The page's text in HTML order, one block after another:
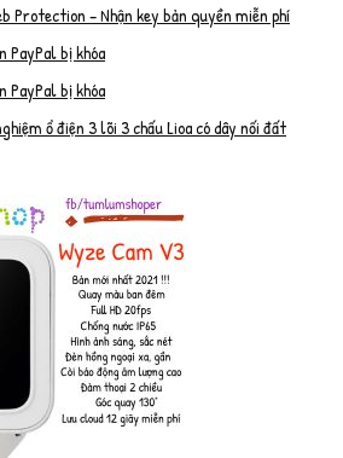
Protection – Nhận key bản quyền miễn phí
PayPal bị khóa
PayPal bị khóa
ổ điện 3 lõi 3 chấu Lioa có dây nối đất